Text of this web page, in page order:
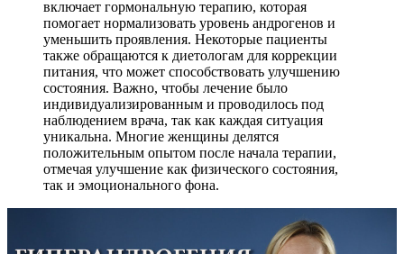
включает гормональную терапию, которая
помогает нормализовать уровень андрогенов и
уменьшить проявления. Некоторые пациенты
также обращаются к диетологам для коррекции
питания, что может способствовать улучшению
состояния. Важно, чтобы лечение было
индивидуализированным и проводилось под
наблюдением врача, так как каждая ситуация
уникальна. Многие женщины делятся
положительным опытом после начала терапии,
отмечая улучшение как физического состояния,
так и эмоционального фона.